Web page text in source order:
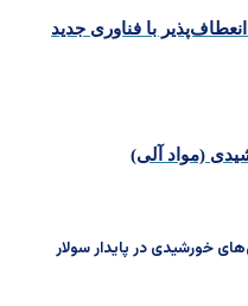
با فناوری جدید
(مواد آلی)
خورشیدی در پایدار سولار